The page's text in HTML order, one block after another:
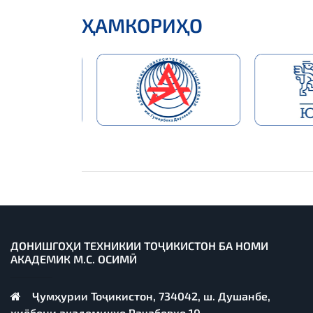
ҲАМКОРИҲО
ДОНИШГОҲИ ТЕХНИКИИ ТОҶИКИСТОН БА НОМИ
АКАДЕМИК М.С. ОСИМӢ
Ҷумҳурии Тоҷикистон, 734042, ш. Душанбе,